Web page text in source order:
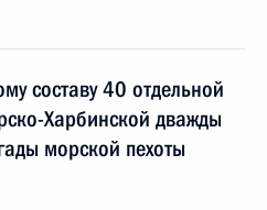
составу 40 отдельной
Харбинской дважды
морской пехоты